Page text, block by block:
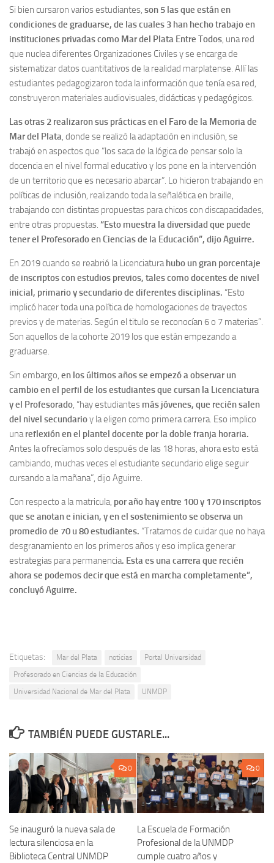
Si bien cursaron varios estudiantes, son 5 las que están en
condiciones de graduarse, de las cuales 3 han hecho trabajo en
instituciones privadas como Mar del Plata Entre Todos, una red
que nuclea diferentes Organizaciones Civiles y se encarga de
sistematizar datos cuantitativos de la realidad marplatense. Allí las
estudiantes pedagogizaron toda la información que tenía esa red,
construyeron materiales audiovisuales, didácticas y pedagógicos.
Las otras 2 realizaron sus prácticas en el Faro de la Memoria de
Mar del Plata, donde se realizó la adaptación en inclusión, se
trabajó en aspectos que “los saca de la lógica de pensar solo la
docencia en el nivel formal educativo y los pone en la intervención
de un territorio que es necesario abarcar”. Lo hicieron trabajando en
políticas de inclusión, realizando toda la señalética en braille,
trabajando con distintas propuestas para chicos con discapacidades,
entre otras propuestas. “Esto muestra la diversidad que puede
tener el Profesorado en Ciencias de la Educación”, dijo Aguirre.
En 2019 cuando se reabrió la Licenciaturahubo un gran porcentaje
de inscriptos con estudios previos, tales como docentes de nivel
inicial, primario y secundario de diferentes disciplinas. “Esto
implicó hacer toda una política de homologaciones de trayectos
previos y de materias. Según el titulo se reconocían 6 o 7 materias”.
Son aquellos de la cohorte 2019 los que están empezando a
graduarse.
Sin embargo, en los últimos años se empezó a observar un
cambio en el perfil de los estudiantes que cursan la Licenciatura
y el Profesorado, “hay estudiantes más jóvenes, que recién salen
del nivel secundarioy la eligen como primera carrera. Eso implico
unareflexión en el plantel docente por la doble franja horaria.
Antes la ofrecíamos solo después de las 18 horas, ahora esto está
cambiando, muchas veces el estudiante secundario elige seguir
cursando a la mañana”, dijo Aguirre.
Con respecto a la matricula, por año hay entre 100 y 170 inscriptos
que se anotan e inician, y en el sostenimiento se observa un
promedio de 70 u 80 estudiantes. “Tratamos de cuidar que no haya
desgranamiento en los primeros años y eso implica generar
estrategias para permanencia. Esta es una carrera que recién
ahora se podemos decir que está en marcha completamente”,
concluyó Aguirre.
Etiquetas: Mar del Plata noticias
Portal Universidad
Profesorado en Ciencias de la Educación
Universidad Nacional de Mar del Plata
UNMDP
TAMBIÉN PUEDE GUSTARLE...
0
Se inauguró la nueva sala de
lectura silenciosa en la
Biblioteca Central UNMDP
0
La Escuela de Formación
Profesional de la UNMDP
cumple cuatro años y